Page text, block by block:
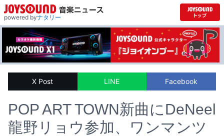
powered byナタリー
X Post LINE Facebook
POP ART TOWN新曲にDeNeel
龍野リョウ参加、ワンマンツ